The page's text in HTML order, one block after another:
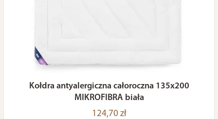
Kołdra antyalergiczna całoroczna 135x200
MIKROFIBRA biała
124,70 zł